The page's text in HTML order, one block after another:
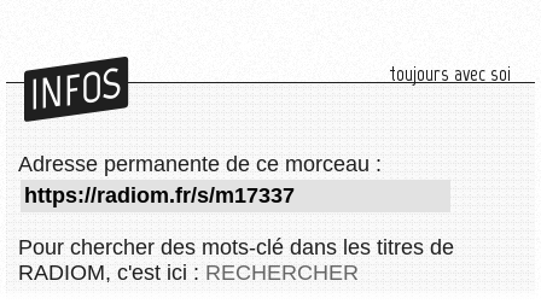
INFOS toujours avec soi
Adresse permanente de ce morceau :
Pour chercher des mots-clé dans les titres de
RADIOM, c'est ici : RECHERCHER